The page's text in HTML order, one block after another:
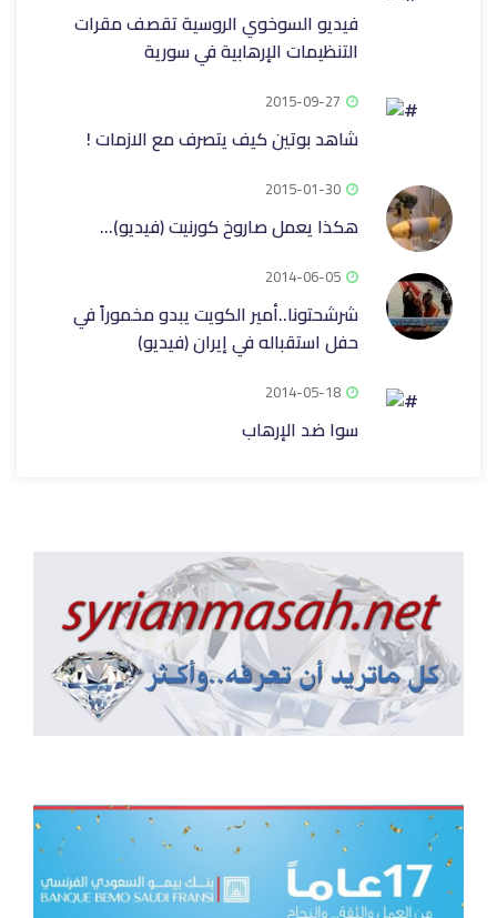
فيديو السوخوي الروسية تقصف مقرات
التنظيمات الإرهابية في سورية
2015-09-27
شاهد بوتين كيف يتصرف مع الازمات !
2015-01-30
هكذا يعمل صاروخ كورنيت (فيديو)...
2014-06-05
شرشحتونا..أمير الكويت يبدو مخموراً في
حفل استقباله في إيران (فيديو)
2014-05-18
سوا ضد الإرهاب